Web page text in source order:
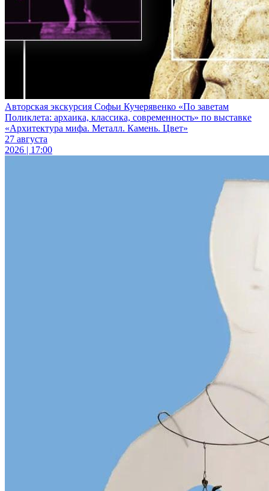
Авторская экскурсия Софьи Кучерявенко «По заветам
Поликлета: архаика, классика, современность» по выставке
«Архитектура мифа. Металл. Камень. Цвет»
27 августа
2026 | 17:00